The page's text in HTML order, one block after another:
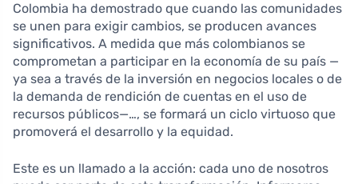
Colombia ha demostrado que cuando las comunidades
se unen para exigir cambios, se producen avances
significativos. A medida que más colombianos se
comprometan a participar en la economía de su país —
ya sea a través de la inversión en negocios locales o de
la demanda de rendición de cuentas en el uso de
recursos públicos—…, se formará un ciclo virtuoso que
promoverá el desarrollo y la equidad.
Este es un llamado a la acción: cada uno de nosotros